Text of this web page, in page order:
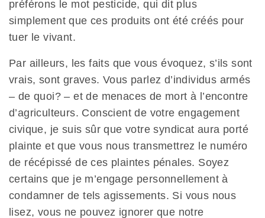
préférons le mot pesticide, qui dit plus
simplement que ces produits ont été créés pour
tuer le vivant.
Par ailleurs, les faits que vous évoquez, s’ils sont
vrais, sont graves. Vous parlez d’individus armés
– de quoi? – et de menaces de mort à l’encontre
d’agriculteurs. Conscient de votre engagement
civique, je suis sûr que votre syndicat aura porté
plainte et que vous nous transmettrez le numéro
de récépissé de ces plaintes pénales. Soyez
certains que je m’engage personnellement à
condamner de tels agissements. Si vous nous
lisez, vous ne pouvez ignorer que notre